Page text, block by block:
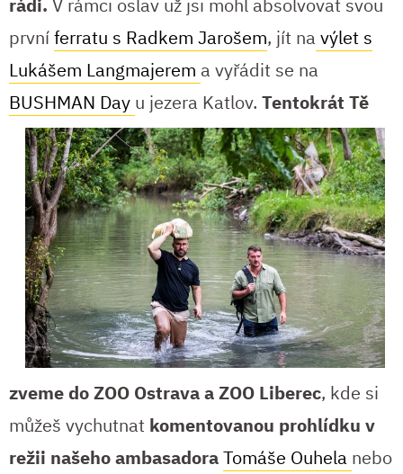
prvníferratu s Radkem Jarošem, jít na výlet s
Lukášem Langmajerem a vyřádit se na
BUSHMAN Day u jezera Katlov. Tentokrát Tě
zveme do ZOO Ostrava a ZOO Liberec, kde si
můžeš vychutnat komentovanou prohlídku v
režii našeho ambasadoraTomáše Ouhela nebo